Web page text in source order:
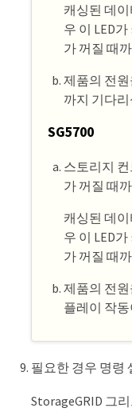
캐싱된 데
우 이 LED
가 꺼질 때
제품의 전원
까지 기다
SG5700
스토리지
가 꺼질 때
캐싱된 데
우 이 LED
가 꺼질 때
제품의 전원
플레이 작
필요한 경우 명령
StorageGRID 그